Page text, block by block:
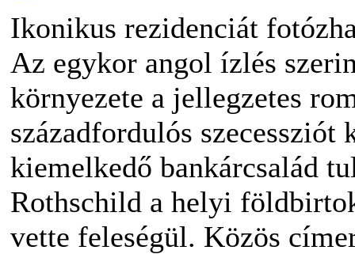
Ikonikus rezidenciát
Az egykor angol ízlés
környezete a jellegzetes
századfordulós
kiemelkedő bankárcsalád
Rothschild a helyi
vette feleségül. Közös